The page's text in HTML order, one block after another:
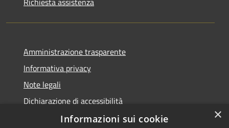
Amministrazione trasparente
Informativa privacy
Note legali
Dichiarazione di accessibilità
×
Informazioni sui cookie